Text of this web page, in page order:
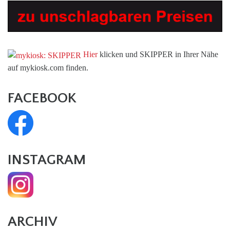
Hierklicken und SKIPPER in Ihrer Nähe
auf mykiosk.com finden.
FACEBOOK
INSTAGRAM
ARCHIV